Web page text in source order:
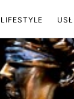
LIFESTYLE